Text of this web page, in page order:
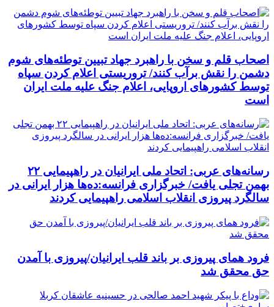
اصحاب قلم و سخن با راهبرد جهاد تبیین توطئه‌های شوم
دشمن را نقش برآب کنند/ تروریستی اعلام کردن سپاه
توسط کشورهای اروپایی، اعلام جنگ علیه ملت ایران
است
رسانه‌های عربی: اتحاد ملی ایرانیان در راهپیمایی ۲۲
بهمن تجلی یافت/ خبرگزاری فرانسه:ده‌ها هزار ایرانی در
سالگرد پیروزی انقلاب اسلامی راهپیمایی کردند
فرود همای پیروزی بر باند قلب ایرانیان/پیروزی با آمدن
حق محقق شد